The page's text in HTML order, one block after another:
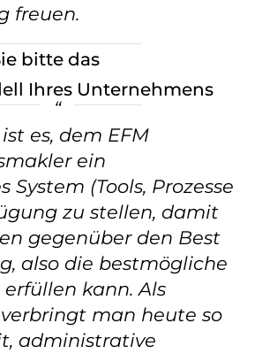
freuen.
bitte das
Ihres Unternehmens
es, dem EFM
ein
System (Tools, Prozesse
zu stellen, damit
gegenüber den Best
also die bestmögliche
erfüllen kann. Als
man heute so
administrative